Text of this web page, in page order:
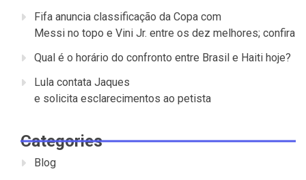
Fifa anuncia classificação da Copa com
Messi no topo e Vini Jr. entre os dez melhores; confira
Qual é o horário do confronto entre Brasil e Haiti hoje?
Lula contata Jaques
e solicita esclarecimentos ao petista
Categories
Blog